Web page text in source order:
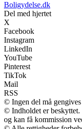
Boligydelse.dk
Del med hjertet
X
Facebook
Instagram
LinkedIn
YouTube
Pinterest
TikTok
Mail
RSS
© Ingen del må
© Indholdet er beskyttet.
og kan få kommission